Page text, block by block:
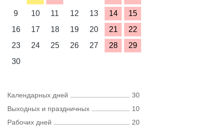
9
10 11 12 13 14
15
16
17 18 19 20 21
22
23
24 25 26 27 28
29
30
Календарных дней
30
Выходных и праздничных
10
Рабочих дней
20